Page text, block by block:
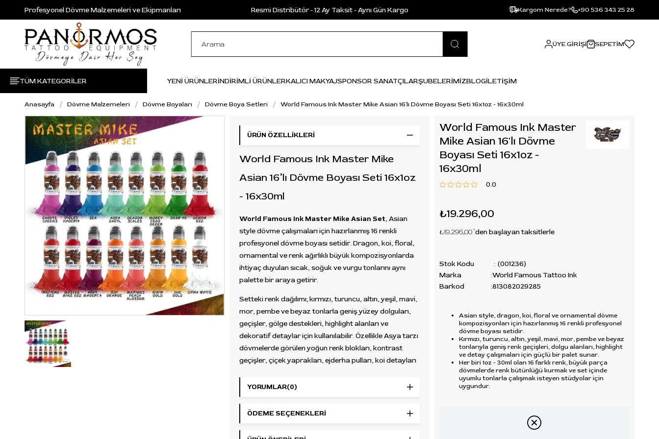
Profesyonel Dövme Malzemeleri ve Ekipmanları Resmi Distribütör - 12 Ay Taksit - Aynı Gün Kargo Kargom Nerede? +90 536 343 25 28
ÜYE GIRIŞI SEPETIM
TÜM KATEGORİLER YENİ ÜRÜNLERİNDİRİMLİ ÜRÜNLERKALICI MAKYAJSPONSOR SANATÇILARŞUBELERİMİZBLOGİLETİŞİM
Anasayfa Dövme Malzemeleri Dövme Boyaları Dövme Boya Setleri World Famous Ink Master Mike Asian 16'lı Dövme Boyası Seti 16x1oz - 16x30ml
ÜRÜN ÖZELLIKLERI
World Famous Ink Master Mike
Asian 16’lı Dövme Boyası Seti 16x1oz
- 16x30ml
World Famous Ink Master Mike Asian Set, Asian
style dövme çalışmaları için hazırlanmış 16 renkli
profesyonel dövme boyası setidir. Dragon, koi, floral,
ornamental ve renk ağırlıklı büyük kompozisyonlarda
ihtiyaç duyulan sıcak, soğuk ve vurgu tonlarını aynı
palette bir araya getirir.
Setteki renk dağılımı; kırmızı, turuncu, altın, yeşil, mavi,
mor, pembe ve beyaz tonlarla geniş yüzey dolguları,
geçişler, gölge destekleri, highlight alanları ve
dekoratif detaylar için kullanılabilir. Özellikle Asya tarzı
dövmelerde görülen yoğun renk blokları, kontrast
geçişler, çiçek yaprakları, ejderha pulları, koi detayları
sunar.
Kullanım Alanı
World Famous Ink Master Mike Asian Set; dragon, koi,
YORUMLAR(0)
ÖDEME SEÇENEKLERI
World Famous Ink Master
Mike Asian 16'lı Dövme
Boyası Seti 16x1oz -
16x30ml
0.0
₺19.296,00
₺19.296,00`den başlayan taksitlerle
Stok Kodu
(001236)
Marka
:World Famous Tattoo Ink
Barkod
:813082029285
Asian style, dragon, koi, floral ve ornamental dövme
kompozisyonları için hazırlanmış 16 renkli profesyonel
dövme boyası setidir.
Kırmızı, turuncu, altın, yeşil, mavi, mor, pembe ve beyaz
tonlarıyla geniş renk geçişleri, dolgu alanları, highlight
ve detay çalışmaları için güçlü bir palet sunar.
Her biri 1oz - 30ml olan 16 farklı renk, büyük parça
dövmelerde renk bütünlüğü kurmak ve set içinde
uyumlu tonlarla çalışmak isteyen stüdyolar için
uygundur.